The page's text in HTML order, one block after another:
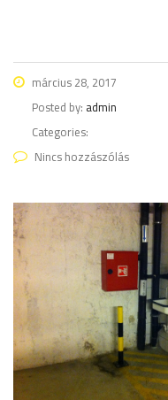
március 28, 2017
Posted by: admin
Categories:
Nincs hozzászólás